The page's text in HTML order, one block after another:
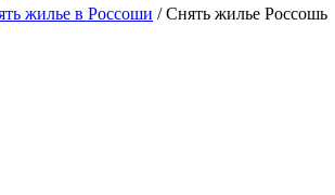
жилье в Россоши / Снять жилье Россошь